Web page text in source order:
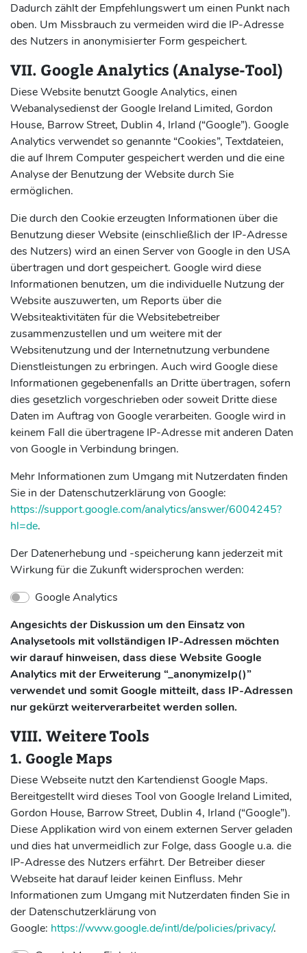
Dadurch zählt der Empfehlungswert um einen Punkt nach
oben. Um Missbrauch zu vermeiden wird die IP-Adresse
des Nutzers in anonymisierter Form gespeichert.
VII. Google Analytics (Analyse-Tool)
Diese Website benutzt Google Analytics, einen
Webanalysedienst der Google Ireland Limited, Gordon
House, Barrow Street, Dublin 4, Irland (“Google”). Google
Analytics verwendet so genannte “Cookies”, Textdateien,
die auf Ihrem Computer gespeichert werden und die eine
Analyse der Benutzung der Website durch Sie
ermöglichen.
Die durch den Cookie erzeugten Informationen über die
Benutzung dieser Website (einschließlich der IP-Adresse
des Nutzers) wird an einen Server von Google in den USA
übertragen und dort gespeichert. Google wird diese
Informationen benutzen, um die individuelle Nutzung der
Website auszuwerten, um Reports über die
Websiteaktivitäten für die Websitebetreiber
zusammenzustellen und um weitere mit der
Websitenutzung und der Internetnutzung verbundene
Dienstleistungen zu erbringen. Auch wird Google diese
Informationen gegebenenfalls an Dritte übertragen, sofern
dies gesetzlich vorgeschrieben oder soweit Dritte diese
Daten im Auftrag von Google verarbeiten. Google wird in
keinem Fall die übertragene IP-Adresse mit anderen Daten
von Google in Verbindung bringen.
Mehr Informationen zum Umgang mit Nutzerdaten finden
Sie in der Datenschutzerklärung von Google:
https://support.google.com/analytics/answer/6004245?
hl=de.
Der Datenerhebung und -speicherung kann jederzeit mit
Wirkung für die Zukunft widersprochen werden:
Google Analytics
Angesichts der Diskussion um den Einsatz von
Analysetools mit vollständigen IP-Adressen möchten
wir darauf hinweisen, dass diese Website Google
Analytics mit der Erweiterung “_anonymizeIp()”
verwendet und somit Google mitteilt, dass IP-Adressen
nur gekürzt weiterverarbeitet werden sollen.
VIII. Weitere Tools
1. Google Maps
Diese Webseite nutzt den Kartendienst Google Maps.
Bereitgestellt wird dieses Tool von Google Ireland Limited,
Gordon House, Barrow Street, Dublin 4, Irland (“Google”).
Diese Applikation wird von einem externen Server geladen
und dies hat unvermeidlich zur Folge, dass Google u.a. die
IP-Adresse des Nutzers erfährt. Der Betreiber dieser
Webseite hat darauf leider keinen Einfluss. Mehr
Informationen zum Umgang mit Nutzerdaten finden Sie in
der Datenschutzerklärung von
Google: https://www.google.de/intl/de/policies/privacy/.